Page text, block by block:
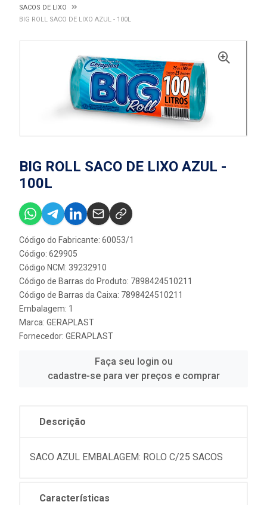
SACOS DE LIXO
BIG ROLL SACO DE LIXO AZUL - 100L
BIG ROLL SACO DE LIXO AZUL -
100L
Código do Fabricante: 60053/1
Código: 629905
Código NCM: 39232910
Código de Barras do Produto: 7898424510211
Código de Barras da Caixa: 7898424510211
Embalagem: 1
Marca: GERAPLAST
Fornecedor: GERAPLAST
Faça seu login ou
cadastre-se para ver preços e comprar
Descrição
SACO AZUL EMBALAGEM: ROLO C/25 SACOS
Características